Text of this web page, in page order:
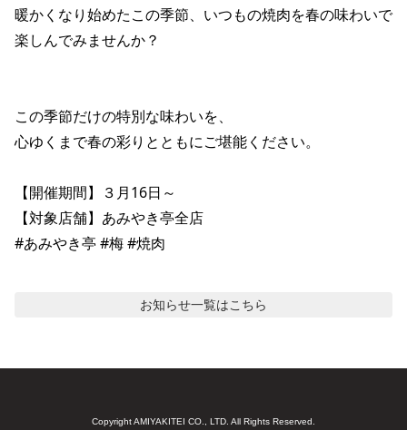
暖かくなり始めたこの季節、いつもの焼肉を春の味わいで
楽しんでみませんか？
この季節だけの特別な味わいを、
心ゆくまで春の彩りとともにご堪能ください。
【開催期間】３月16日～
【対象店舗】あみやき亭全店
#あみやき亭 #梅 #焼肉
お知らせ一覧はこちら
Copyright AMIYAKITEI CO., LTD. All Rights Reserved.